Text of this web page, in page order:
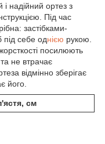
надійний ортез з
Під час
застібками-
себе однією рукою.
посилюють
не втрачає
відмінно зберігає
його.
см